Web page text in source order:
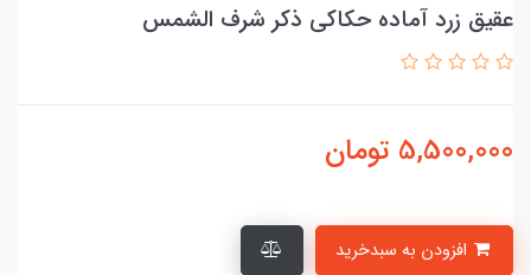
عقیق زرد آماده حکاکی ذکر شرف الشمس
5,500,000 تومان